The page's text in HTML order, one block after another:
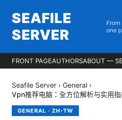
SEAFILE
SERVER
one
FRONT PAGEAUTHORSABOUT —
Seafile Server › General ›
Vpn推荐电脑：全方位解析与实用
GENERAL · ZH-TW